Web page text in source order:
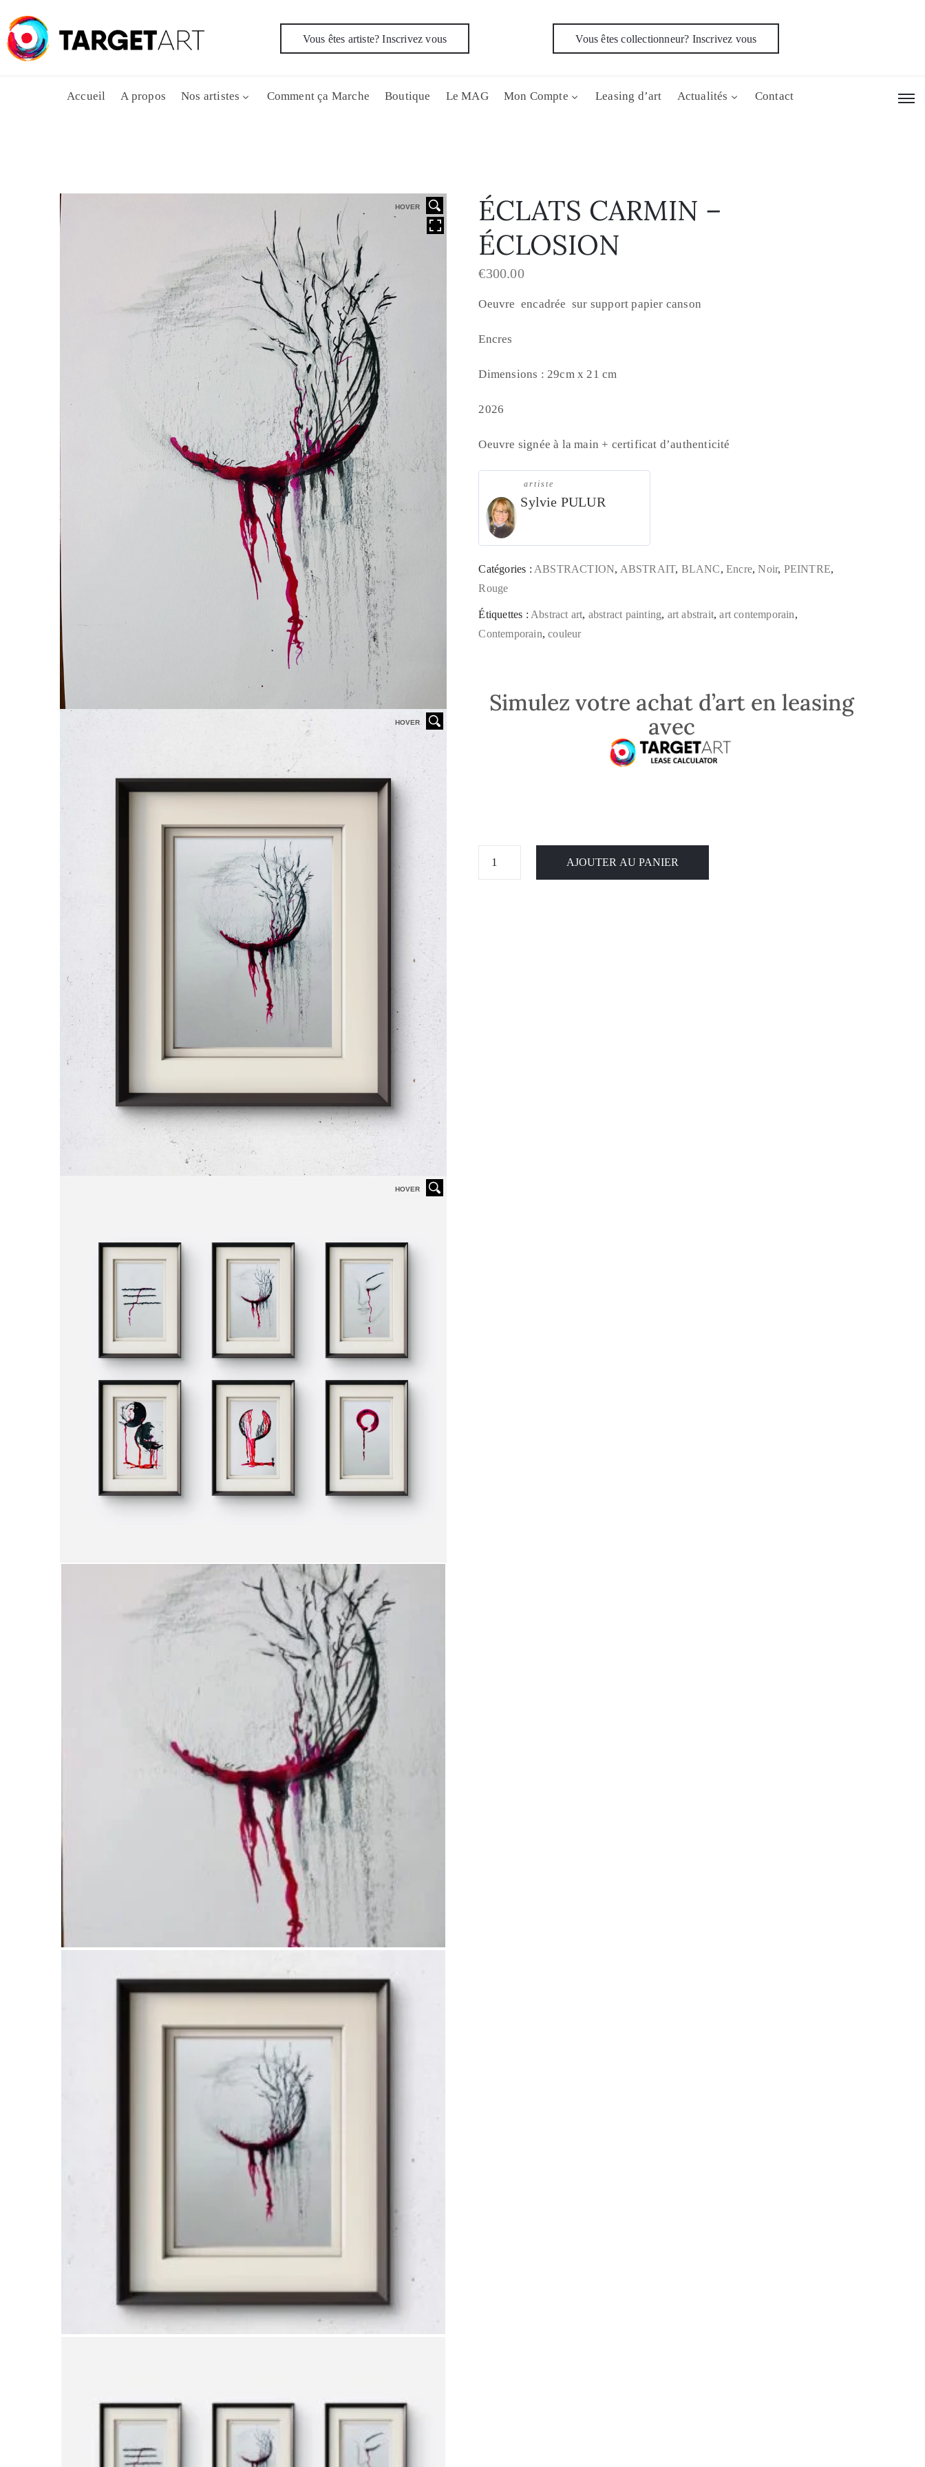
Vous êtes artiste? Inscrivez vous Vous êtes collectionneur? Inscrivez vous
Accueil A propos Nos artistes Comment ça Marche Boutique Le MAG Mon Compte Leasing d’art Actualités Contact
HOVER
HOVER
HOVER
ÉCLATS CARMIN –
ÉCLOSION
€300.00
Oeuvre encadrée sur support papier canson
Encres
Dimensions : 29cm x 21 cm
2026
Oeuvre signée à la main + certificat d’authenticité
artiste
Sylvie PULUR
Catégories : ABSTRACTION, ABSTRAIT, BLANC,Encre,Noir, PEINTRE,
Rouge
Étiquettes : Abstract art, abstract painting, art abstrait,art contemporain,
Contemporain,couleur
Simulez votre achat d’art en leasing
avec
AJOUTER AU PANIER